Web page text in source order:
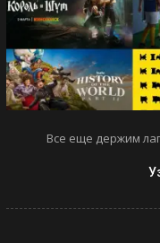
Все еще держим